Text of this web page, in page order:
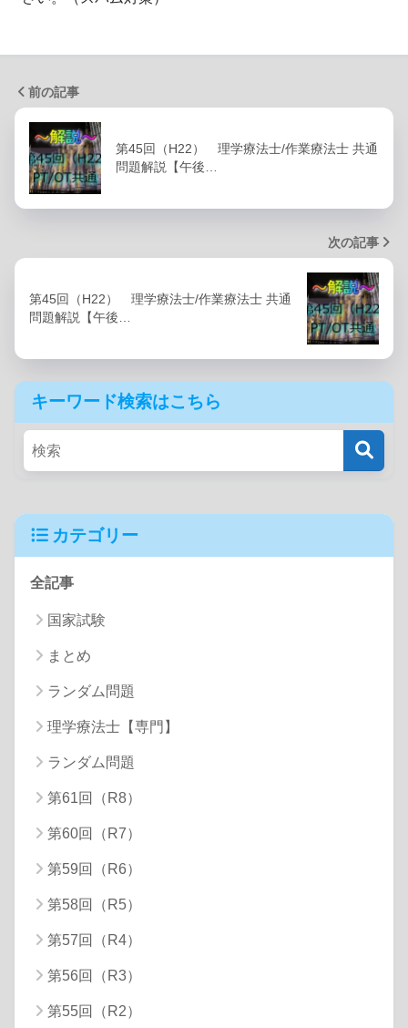
前の記事
第45回（H22） 理学療法士/作業療法士 共通
問題解説【午後…
次の記事
第45回（H22） 理学療法士/作業療法士 共通
問題解説【午後…
キーワード検索はこちら
カテゴリー
全記事
国家試験
まとめ
ランダム問題
理学療法士【専門】
ランダム問題
第61回（R8）
第60回（R7）
第59回（R6）
第58回（R5）
第57回（R4）
第56回（R3）
第55回（R2）